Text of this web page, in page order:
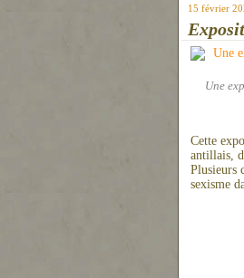
15 février
Une
Cette
antillais,
Plusieurs
sexisme